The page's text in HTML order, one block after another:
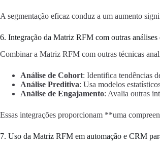
A segmentação eficaz conduz a um aumento
6. Integração da Matriz RFM com outras análises
Combinar a Matriz RFM com outras técnicas
Análise de Cohort: Identifica tendências
Análise Preditiva: Usa modelos
Análise de Engajamento: Avalia outras
Essas integrações proporcionam **uma
7. Uso da Matriz RFM em automação e CRM